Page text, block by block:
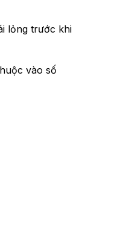
lỏng trước khi
vào số